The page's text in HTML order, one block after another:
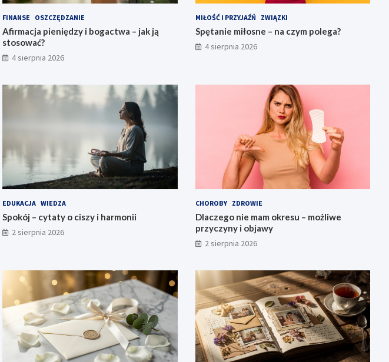
FINANSE OSZCZĘDZANIE
Afirmacja pieniędzy i bogactwa – jak ją
stosować?
4 sierpnia 2026
MIŁOŚĆ I PRZYJAŹŃ ZWIĄZKI
Spętanie miłosne – na czym polega?
4 sierpnia 2026
EDUKACJA WIEDZA
Spokój – cytaty o ciszy i harmonii
2 sierpnia 2026
CHOROBY ZDROWIE
Dlaczego nie mam okresu – możliwe
przyczyny i objawy
2 sierpnia 2026